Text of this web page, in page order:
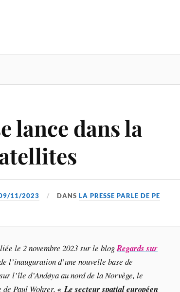
lance dans la
11/2023 DANSLA PRESSE PARLE DE PE
le 2 novembre 2023 sur le blogRegards sur
l’inauguration d’une nouvelle base de
l’île d’Andøya au nord de la Norvège, le
Paul Wohrer,« Le secteur spatial européen